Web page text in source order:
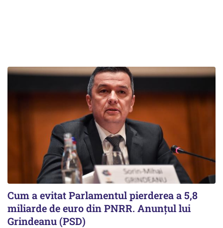
Cum a evitat Parlamentul pierderea a 5,8
miliarde de euro din PNRR. Anunțul lui
Grindeanu (PSD)